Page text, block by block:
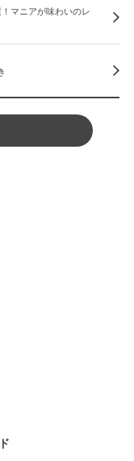
マニアが味わいのレ